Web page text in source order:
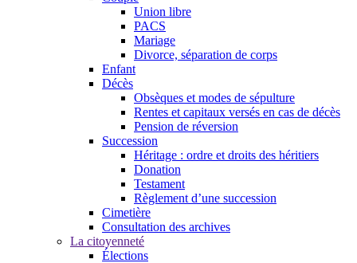
Union libre
PACS
Mariage
Divorce, séparation de corps
Enfant
Décès
Obsèques et modes de sépulture
Rentes et capitaux versés en cas de décès
Pension de réversion
Succession
Héritage : ordre et droits des héritiers
Donation
Testament
Règlement d’une succession
Cimetière
Consultation des archives
La citoyenneté
Élections